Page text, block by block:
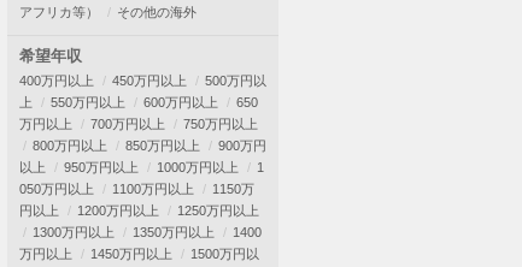
アフリカ等）
その他の海外
希望年収
400万円以上 450万円以上
500万円以
上
550万円以上 600万円以上
650
万円以上
700万円以上
750万円以上
800万円以上
850万円以上
900万円
以上
950万円以上 1000万円以上
1
050万円以上
1100万円以上
1150万
円以上
1200万円以上
1250万円以上
1300万円以上
1350万円以上
1400
万円以上
1450万円以上
1500万円以